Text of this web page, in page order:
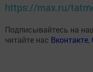
https://max.ru/
Подписывайтесь на
читайте нас Вконтакте,